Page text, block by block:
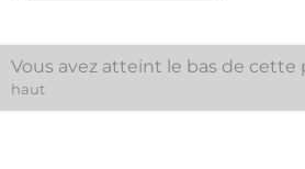
Vous avez atteint le bas de cette
haut